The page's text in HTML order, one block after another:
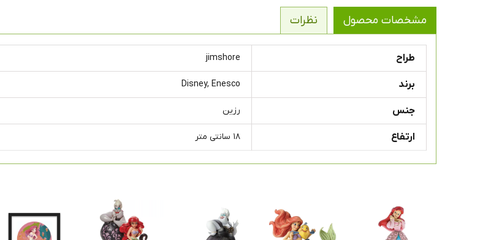
مشخصات محصول نظرات
طراح jimshore
برند Disney, Enesco
جنس رزین
ارتفاع ۱۸ سانتی متر